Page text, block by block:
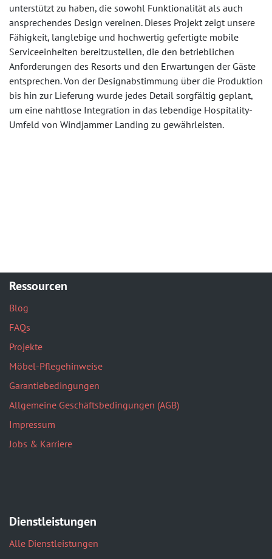
unterstützt zu haben, die sowohl Funktionalität als auch
ansprechendes Design vereinen. Dieses Projekt zeigt unsere
Fähigkeit, langlebige und hochwertig gefertigte mobile
Serviceeinheiten bereitzustellen, die den betrieblichen
Anforderungen des Resorts und den Erwartungen der Gäste
entsprechen. Von der Designabstimmung über die Produktion
bis hin zur Lieferung wurde jedes Detail sorgfältig geplant,
um eine nahtlose Integration in das lebendige Hospitality-
Umfeld von Windjammer Landing zu gewährleisten.
Ressourcen
Blog
FAQs
Projekte
Möbel-Pflegehinweise
Garantiebedingungen
Allgemeine Geschäftsbedingungen (AGB)
Impressum
Jobs & Karriere
Dienstleistungen
Alle Dienstleistungen